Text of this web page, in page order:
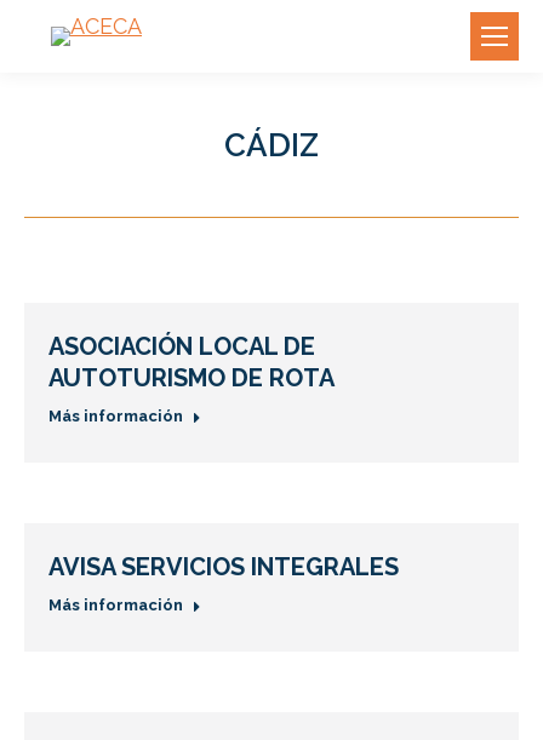
CÁDIZ
ASOCIACIÓN LOCAL DE
AUTOTURISMO DE ROTA
Más información
AVISA SERVICIOS INTEGRALES
Más información